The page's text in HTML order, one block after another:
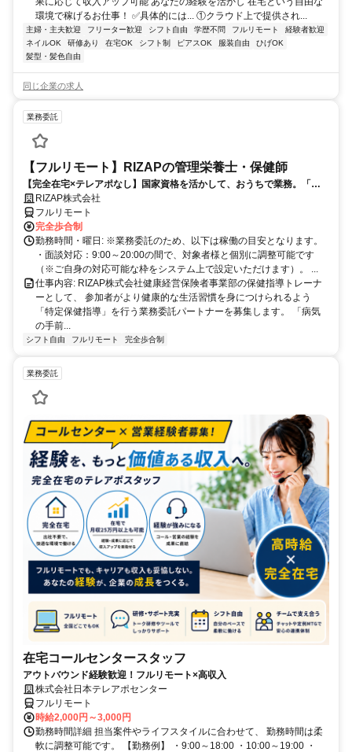
環境で稼げるお仕事！ ✅具体的には... ①クラウド上で提供され...
主婦・主夫歓迎 フリーター歓迎 シフト自由 学歴不問 フルリモート
経験者歓迎
ネイルOK
研修あり 在宅OK シフト制 ピアスOK 服装自由
ひげOK
髪型・髪色自由
同じ企業の求人
業務委託
【フルリモート】RIZAPの管理栄養士・保健師
【完全在宅×テレアポなし】国家資格を活かして、おうちで業務。「も
う一つの安心」を。主婦・Wワーカー活躍中！「平日の日中だけ」「夕
方以降の数時間だけ」など、生活リズムに合わせた時間調整が可能で
す。1件ごとの成果報酬型だから、頑張った分だけ手応えのある収入
に。充実のサポート体制で、安心の在宅ワークを始めませんか？
RIZAP株式会社
フルリモート
完全歩合制
勤務時間・曜日: ※業務委託のため、以下は稼働の目安となります。
・面談対応：9:00～20:00の間で、対象者様と個別に調整可能です
（※ご自身の対応可能な枠をシステム上で設定いただけます）。 ...
仕事内容: RIZAP株式会社健康経営保険者事業部の保健指導トレーナ
ーとして、 参加者がより健康的な生活習慣を身につけられるよう
「特定保健指導」を行う業務委託パートナーを募集します。 「病気
の手前...
シフト自由 フルリモート 完全歩合制
業務委託
在宅コールセンタースタッフ
アウトバウンド経験歓迎！フルリモート×高収入
株式会社日本テレアポセンター
フルリモート
時給2,000円～3,000円
勤務時間詳細 担当案件やライフスタイルに合わせて、 勤務時間は柔
軟に調整可能です。 【勤務例】 ・9:00～18:00 ・10:00～19:00 ・